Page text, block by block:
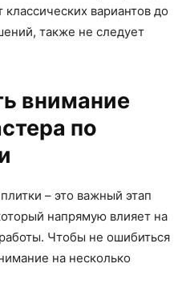
вариантов до
также не следует
внимание
по
– это важный этап
напрямую влияет на
Чтобы не ошибиться
на несколько